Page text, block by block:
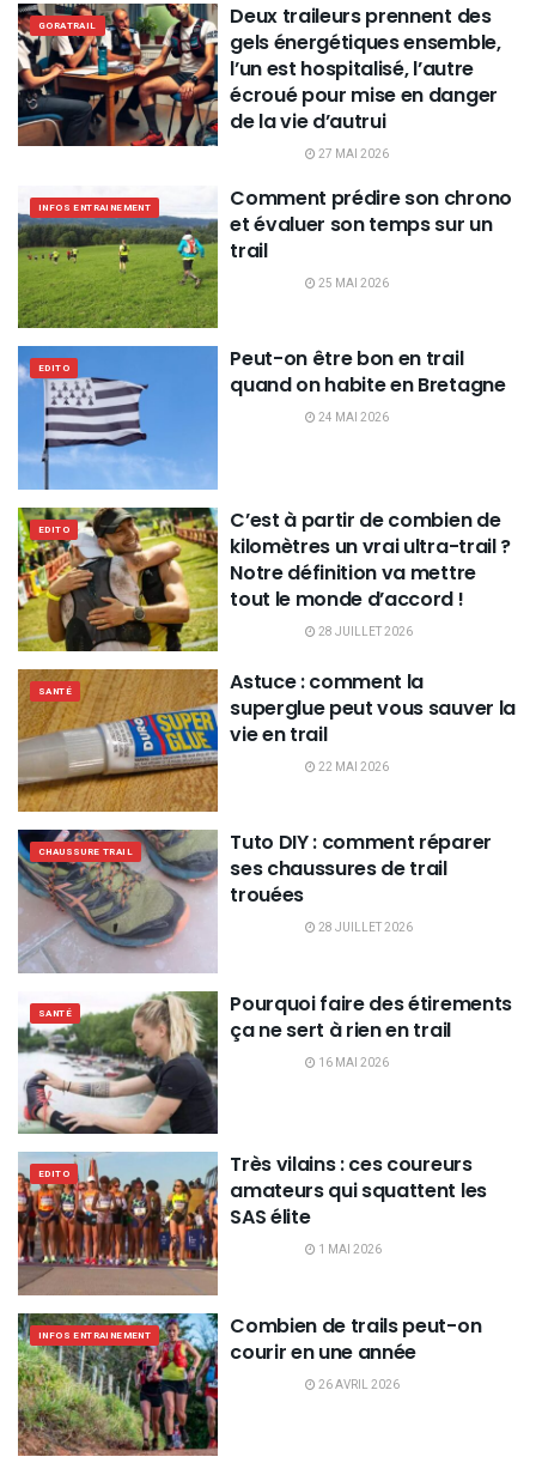
GORATRAIL
Deux traileurs prennent des
gels énergétiques ensemble,
l’un est hospitalisé, l’autre
écroué pour mise en danger
de la vie d’autrui
27 MAI 2026
INFOS ENTRAINEMENT
Comment prédire son chrono
et évaluer son temps sur un
trail
25 MAI 2026
EDITO
Peut-on être bon en trail
quand on habite en Bretagne
24 MAI 2026
EDITO
C’est à partir de combien de
kilomètres un vrai ultra-trail ?
Notre définition va mettre
tout le monde d’accord !
28 JUILLET 2026
SANTÉ
Astuce : comment la
superglue peut vous sauver la
vie en trail
22 MAI 2026
CHAUSSURE TRAIL
Tuto DIY : comment réparer
ses chaussures de trail
trouées
28 JUILLET 2026
SANTÉ
Pourquoi faire des étirements
ça ne sert à rien en trail
16 MAI 2026
EDITO
Très vilains : ces coureurs
amateurs qui squattent les
SAS élite
1 MAI 2026
INFOS ENTRAINEMENT
Combien de trails peut-on
courir en une année
26 AVRIL 2026